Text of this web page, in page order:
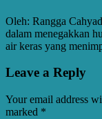
Oleh: Rangga
dalam menegakkan
air keras yang
Leave a Reply
Your email address
marked *